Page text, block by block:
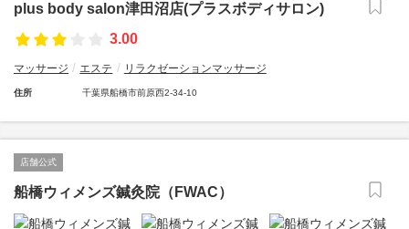
plus body salon津田沼店(プラスボディサロン)
3.00
マッサージ エステ リラクゼーションマッサージ
住所 千葉県船橋市前原西2-34-10
店舗公式
船橋ウィメンズ鍼灸院（FWAC）